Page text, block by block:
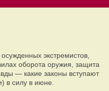
экстремистов,
оборота оружия, защита
— какие законы вступают
в силу в июне.